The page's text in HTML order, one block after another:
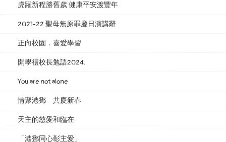
虎躍新程勝舊歲 健康平安渡豐年
2021-22 聖母無原罪慶日演講辭
正向校園．喜愛學習
開學禮校長勉語2024.
You are not alone
情聚港鄧 共慶新春
天主的慈愛和臨在
「港鄧同心彰主愛」